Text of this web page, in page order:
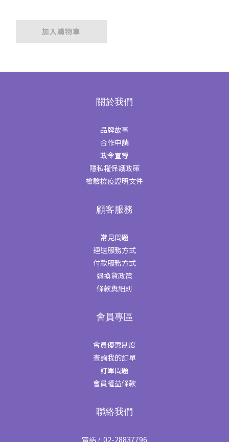
加入購物車
關於我們
品牌故事
合作申請
政令宣導
隱私權保護政策
檢驗檢疫證明文件
顧客服務
常見問題
運送服務方式
付款服務方式
退換貨政策
條款與細則
會員專區
會員優惠制度
查詢我的訂單
訂單問題
會員權益條款
聯絡我們
電話 / 02-28837796